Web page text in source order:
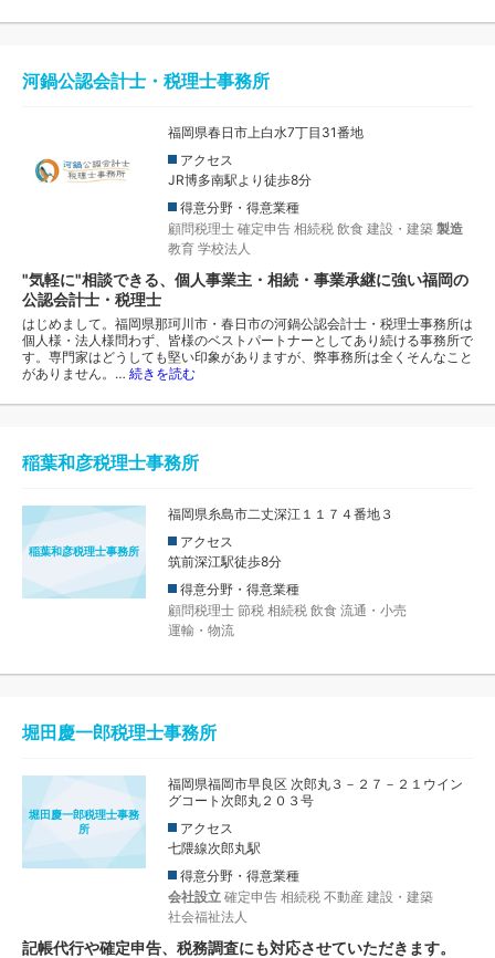
河鍋公認会計士・税理士事務所
福岡県春日市上白水7丁目31番地
アクセス
JR博多南駅より徒歩8分
得意分野・得意業種
顧問税理士 確定申告 相続税 飲食 建設・建築 製造
教育 学校法人
"気軽に"相談できる、個人事業主・相続・事業承継に強い福岡の
公認会計士・税理士
はじめまして。福岡県那珂川市・春日市の河鍋公認会計士・税理士事務所は
個人様・法人様問わず、皆様のベストパートナーとしてあり続ける事務所で
す。専門家はどうしても堅い印象がありますが、弊事務所は全くそんなこと
がありません。… 続きを読む
稲葉和彦税理士事務所
稲葉和彦税理士事務所
福岡県糸島市二丈深江１１７４番地３
アクセス
筑前深江駅徒歩8分
得意分野・得意業種
顧問税理士 節税 相続税 飲食 流通・小売
運輸・物流
堀田慶一郎税理士事務所
堀田慶一郎税理士事務
所
福岡県福岡市早良区 次郎丸３－２７－２１ウイン
グコート次郎丸２０３号
アクセス
七隈線次郎丸駅
得意分野・得意業種
会社設立 確定申告 相続税 不動産 建設・建築
社会福祉法人
記帳代行や確定申告、税務調査にも対応させていただきます。